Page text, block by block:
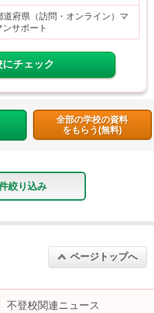
道府県（訪問・オンライン）マ
ンサポート
チェック
全部の学校の資料
をもらう(無料)
絞り込み
ページトップへ
不登校関連ニュース